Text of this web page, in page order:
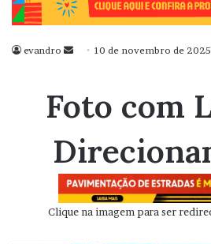
evandro
Mande
mail
10 de novembro de 2025
Foto com
Clique na imagem para ser